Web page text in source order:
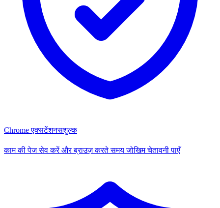
Chrome एक्सटेंशनसशुल्क
काम की पेज सेव करें और ब्राउज़ करते समय जोखिम चेतावनी पाएँ